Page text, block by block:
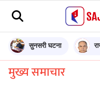
सुनसरी घटना
मुख्य समाचार